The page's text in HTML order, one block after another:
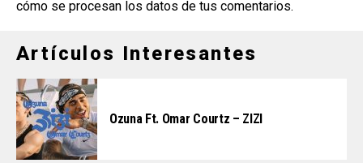
cómo se procesan los datos de tus comentarios.
Artículos Interesantes
Ozuna Ft. Omar Courtz – ZIZI